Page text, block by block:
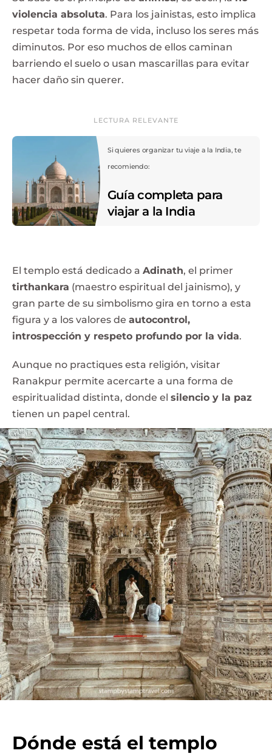
violencia absoluta. Para los jainistas, esto implica
respetar toda forma de vida, incluso los seres más
diminutos. Por eso muchos de ellos caminan
barriendo el suelo o usan mascarillas para evitar
hacer daño sin querer.
LECTURA RELEVANTE
Si quieres organizar tu viaje a la India, te
recomiendo:
Guía completa para
viajar a la India
El templo está dedicado a Adinath, el primer
tirthankara (maestro espiritual del jainismo), y
gran parte de su simbolismo gira en torno a esta
figura y a los valores de autocontrol,
introspección y respeto profundo por la vida.
Aunque no practiques esta religión, visitar
Ranakpur permite acercarte a una forma de
espiritualidad distinta, donde el silencio y la paz
tienen un papel central.
Dónde está el templo